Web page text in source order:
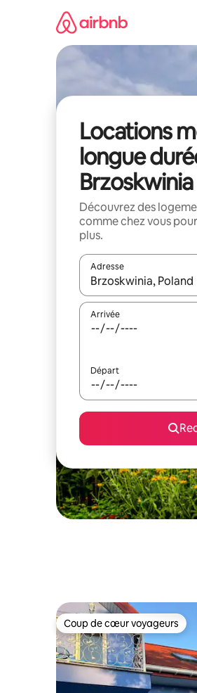
Locations
longue
Brzoskwinia
Découvrez des
comme chez vous
plus.
Adresse
Lorsque les résultats
Arrivée
Départ
Coup de cœur voyageurs
Coup de cœur voyageurs